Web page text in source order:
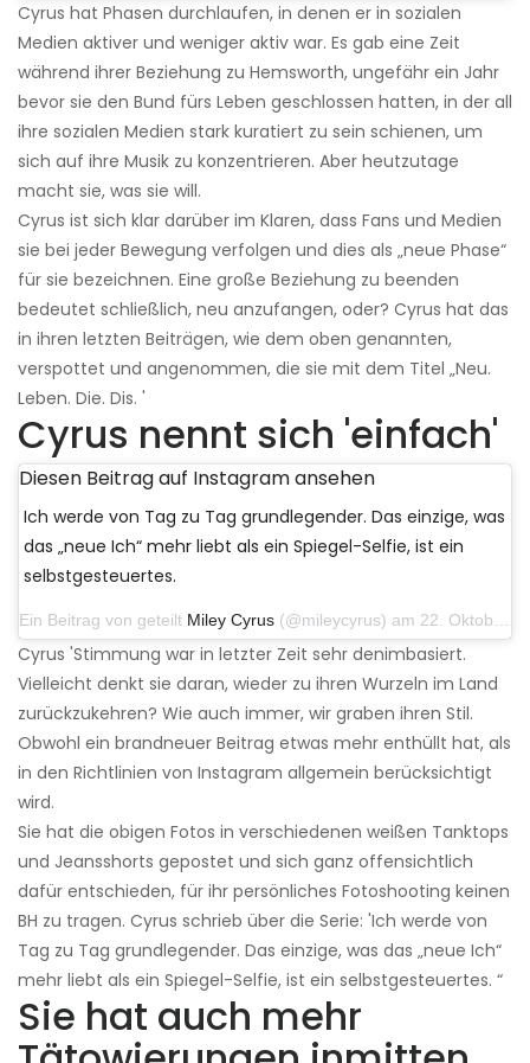
Cyrus hat Phasen durchlaufen, in denen er in sozialen
Medien aktiver und weniger aktiv war. Es gab eine Zeit
während ihrer Beziehung zu Hemsworth, ungefähr ein Jahr
bevor sie den Bund fürs Leben geschlossen hatten, in der all
ihre sozialen Medien stark kuratiert zu sein schienen, um
sich auf ihre Musik zu konzentrieren. Aber heutzutage
macht sie, was sie will.
Cyrus ist sich klar darüber im Klaren, dass Fans und Medien
sie bei jeder Bewegung verfolgen und dies als „neue Phase“
für sie bezeichnen. Eine große Beziehung zu beenden
bedeutet schließlich, neu anzufangen, oder? Cyrus hat das
in ihren letzten Beiträgen, wie dem oben genannten,
verspottet und angenommen, die sie mit dem Titel „Neu.
Leben. Die. Dis. '
Cyrus nennt sich 'einfach'
Diesen Beitrag auf Instagram ansehen
Ich werde von Tag zu Tag grundlegender. Das einzige, was
das „neue Ich“ mehr liebt als ein Spiegel-Selfie, ist ein
selbstgesteuertes.
Ein Beitrag von geteilt Miley Cyrus (@mileycyrus) am 22. Oktober 2019 um 11:39 Uhr PDT
Cyrus 'Stimmung war in letzter Zeit sehr denimbasiert.
Vielleicht denkt sie daran, wieder zu ihren Wurzeln im Land
zurückzukehren? Wie auch immer, wir graben ihren Stil.
Obwohl ein brandneuer Beitrag etwas mehr enthüllt hat, als
in den Richtlinien von Instagram allgemein berücksichtigt
wird.
Sie hat die obigen Fotos in verschiedenen weißen Tanktops
und Jeansshorts gepostet und sich ganz offensichtlich
dafür entschieden, für ihr persönliches Fotoshooting keinen
BH zu tragen. Cyrus schrieb über die Serie: 'Ich werde von
Tag zu Tag grundlegender. Das einzige, was das „neue Ich“
mehr liebt als ein Spiegel-Selfie, ist ein selbstgesteuertes. “
Sie hat auch mehr